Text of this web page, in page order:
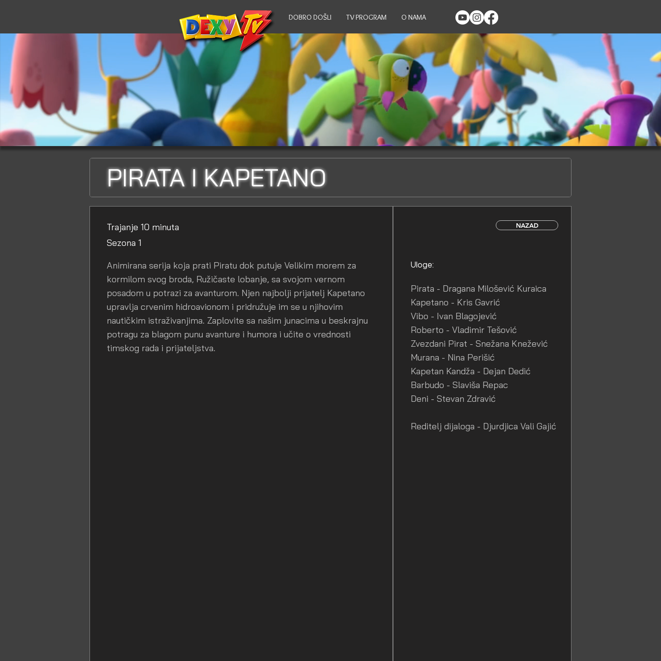
DOBRO DOŠLI TV PROGRAM O NAMA
PIRATA I KAPETANO
Trajanje 10 minuta
Sezona 1
Animirana serija koja prati Piratu dok putuje Velikim morem za
kormilom svog broda, Ružičaste lobanje, sa svojom vernom
posadom u potrazi za avanturom. Njen najbolji prijatelj Kapetano
upravlja crvenim hidroavionom i pridružuje im se u njihovim
nautičkim istraživanjima. Zaplovite sa našim junacima u beskrajnu
potragu za blagom punu avanture i humora i učite o vrednosti
timskog rada i prijateljstva.
NAZAD
Uloge:
Pirata - Dragana Milošević Kuraica
Kapetano - Kris Gavrić
Vibo - Ivan Blagojević
Roberto - Vladimir Tešović
Zvezdani Pirat - Snežana Knežević
Murana - Nina Perišić
Kapetan Kandža - Dejan Dedić
Barbudo - Slaviša Repac
Deni - Stevan Zdravić
Reditelj dijaloga - Djurdjica Vali Gajić